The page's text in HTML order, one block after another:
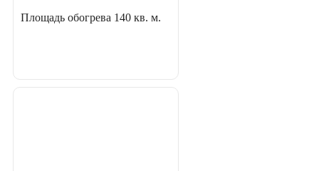
Площадь обогрева 140 кв. м.